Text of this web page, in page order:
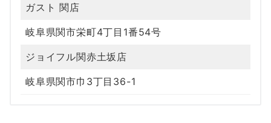
ガスト 関店
岐阜県関市栄町4丁目1番54号
ジョイフル関赤土坂店
岐阜県関市巾3丁目36-1